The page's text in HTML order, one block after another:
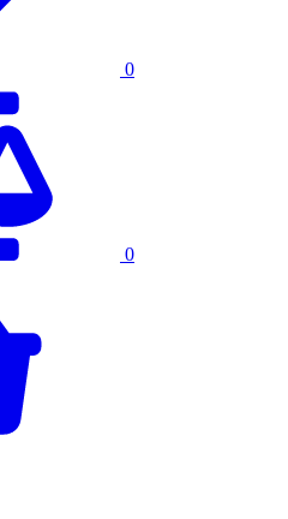
0
0